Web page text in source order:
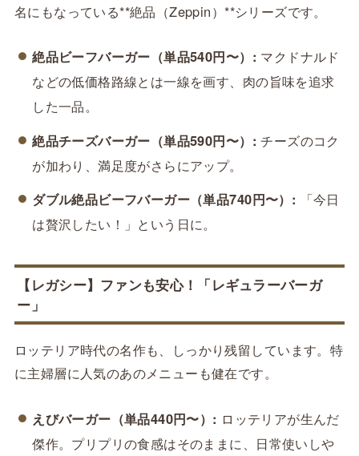
名にもなっている**絶品（Zeppin）**シリーズです。
絶品ビーフバーガー（単品540円〜）: マクドナルド
などの低価格路線とは一線を画す、肉の旨味を追求
した一品。
絶品チーズバーガー（単品590円〜）: チーズのコク
が加わり、満足度がさらにアップ。
ダブル絶品ビーフバーガー（単品740円〜）: 「今日
は贅沢したい！」という日に。
【レガシー】ファンも安心！「レギュラーバーガ
ー」
ロッテリア時代の名作も、しっかり残留しています。特
に主婦層に人気のあのメニューも健在です。
えびバーガー（単品440円〜）: ロッテリアが生んだ
傑作。プリプリの食感はそのままに、日常使いしや